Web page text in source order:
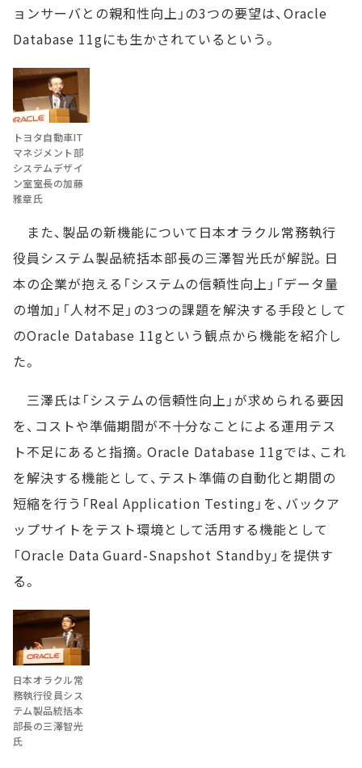
ョンサーバとの親和性向上」の3つの要望は、Oracle
Database 11gにも生かされているという。
トヨタ自動車IT
マネジメント部
システムデザイ
ン室室長の加藤
雅章氏
また、製品の新機能について日本オラクル常務執行
役員システム製品統括本部長の三澤智光氏が解説。日
本の企業が抱える「システムの信頼性向上」「データ量
の増加」「人材不足」の3つの課題を解決する手段として
のOracle Database 11gという観点から機能を紹介し
た。
三澤氏は「システムの信頼性向上」が求められる要因
を、コストや準備期間が不十分なことによる運用テス
ト不足にあると指摘。Oracle Database 11gでは、これ
を解決する機能として、テスト準備の自動化と期間の
短縮を行う「Real Application Testing」を、バックア
ップサイトをテスト環境として活用する機能として
「Oracle Data Guard-Snapshot Standby」を提供す
る。
日本オラクル常
務執行役員シス
テム製品統括本
部長の三澤智光
氏